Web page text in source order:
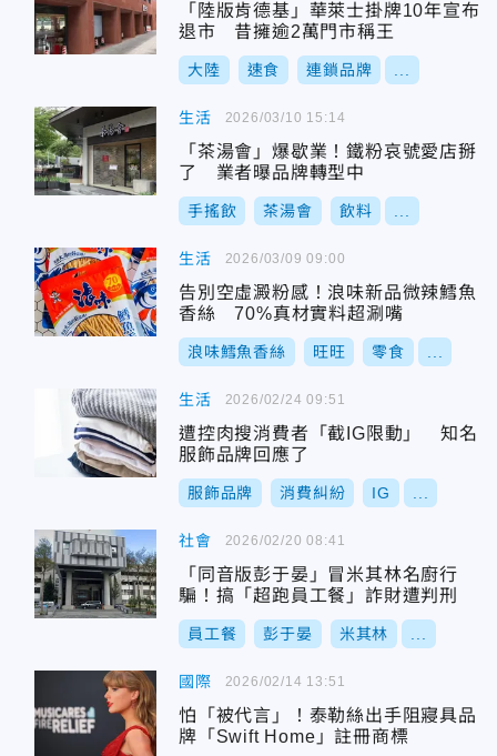
「陸版肯德基」華萊士掛牌10年宣布
退市 昔擁逾2萬門市稱王
大陸 速食 連鎖品牌
生活
「茶湯會」爆歇業！鐵粉哀號愛店掰
了 業者曝品牌轉型中
手搖飲 茶湯會 飲料
2026/03/10 15:14
生活
告別空虛澱粉感！浪味新品微辣鱈魚
香絲 70%真材實料超涮嘴
浪味鱈魚香絲 旺旺 零食
2026/03/09 09:00
生活
遭控肉搜消費者「截IG限動」 知名
服飾品牌回應了
服飾品牌 消費糾紛 IG
2026/02/24 09:51
社會
「同音版彭于晏」冒米其林名廚行
騙！搞「超跑員工餐」詐財遭判刑
員工餐 彭于晏 米其林
2026/02/20 08:41
國際
怕「被代言」！泰勒絲出手阻寢具品
牌「Swift Home」註冊商標
2026/02/14 13:51